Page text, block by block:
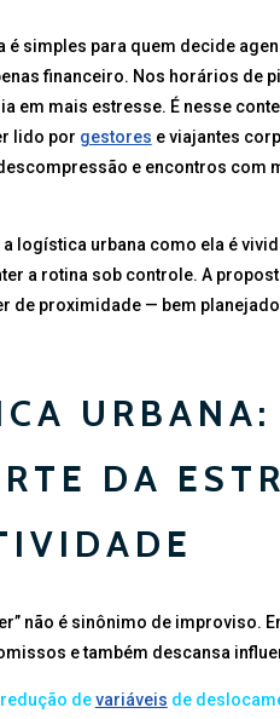
é simples para quem decide
financeiro. Nos horários de
em mais estresse. É nesse
lido por gestores e viajantes
e encontros com
a logística urbana como ela é
a rotina sob controle. A
de proximidade — bem
DA
não é sinônimo de improviso.
e também descansa
devariáveis de